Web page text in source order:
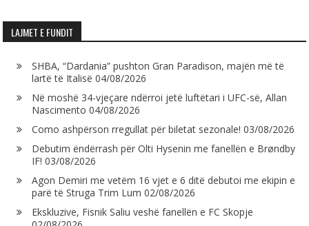
LAJMET E FUNDIT
SHBA, “Dardania” pushton Gran Paradison, majën më të
lartë të Italisë 04/08/2026
Në moshë 34-vjeçare ndërroi jetë luftëtari i UFC-së, Allan
Nascimento 04/08/2026
Como ashpërson rregullat për biletat sezonale! 03/08/2026
Debutim ëndërrash për Olti Hysenin me fanellën e Brøndby
IF! 03/08/2026
Agon Demiri me vetëm 16 vjet e 6 ditë debutoi me ekipin e
parë të Struga Trim Lum 02/08/2026
Ekskluzive, Fisnik Saliu veshë fanellën e FC Skopje